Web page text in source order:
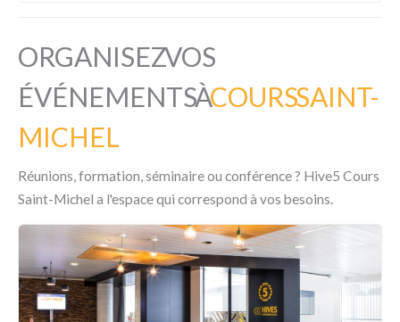
ORGANISEZ VOS
ÉVÉNEMENTS ÀCOURS SAINT-
MICHEL
Réunions, formation, séminaire ou conférence ? Hive5 Cours
Saint-Michel a l'espace qui correspond à vos besoins.